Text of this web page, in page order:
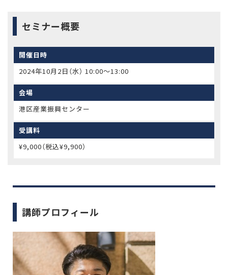
セミナー概要
開催日時
2024年10月2日（水） 10:00〜13:00
会場
港区産業振興センター
受講料
¥9,000（税込¥9,900）
講師プロフィール